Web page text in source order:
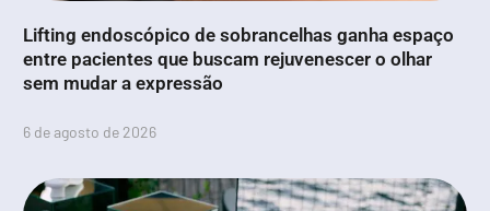
Lifting endoscópico de sobrancelhas ganha espaço
entre pacientes que buscam rejuvenescer o olhar
sem mudar a expressão
6 de agosto de 2026